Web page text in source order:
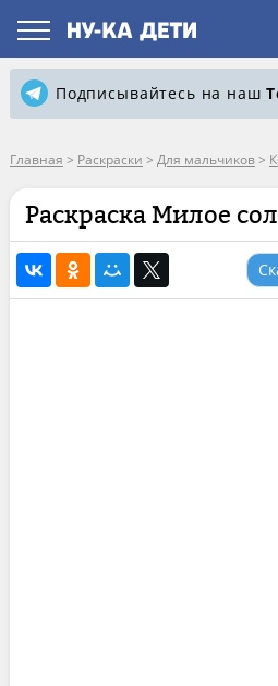
Подписывайтесь на наш
Главная > Раскраски > Для мальчиков>
Раскраска Милое